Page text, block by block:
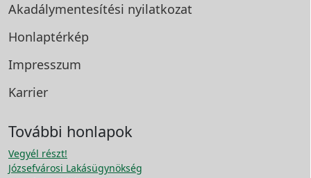
Akadálymentesítési nyilatkozat
Honlaptérkép
Impresszum
Karrier
További honlapok
Vegyél részt!
Józsefvárosi Lakásügynökség